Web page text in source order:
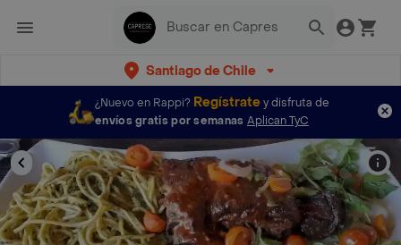
Santiago de Chile
¿Nuevo en Rappi? Regístratey disfruta de
envíos gratis por semanas Aplican TyC